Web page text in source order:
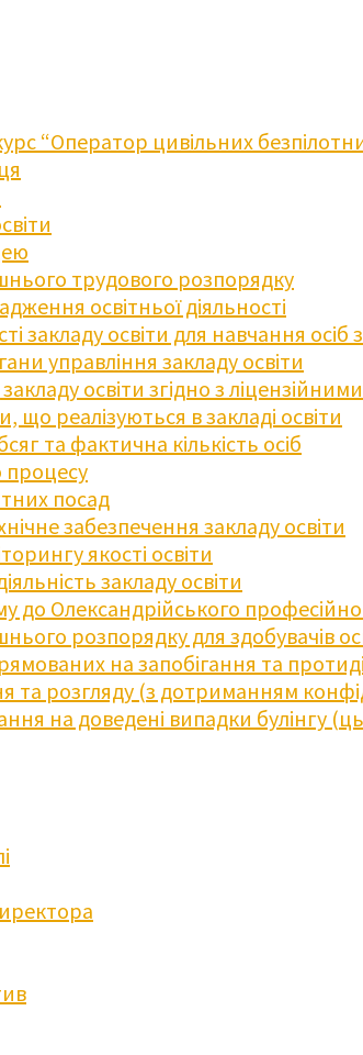
“Оператор цивільних
трудового розпорядку
освітньої діяльності
закладу освіти для навчання
управління закладу освіти
освіти згідно з
що реалізуються в закладі освіти
та фактична кількість осіб
процесу
посад
забезпечення закладу освіти
якості освіти
закладу освіти
до Олександрійського
розпорядку для здобувачів
на запобігання та
та розгляду (з дотриманням
на доведені випадки булінгу